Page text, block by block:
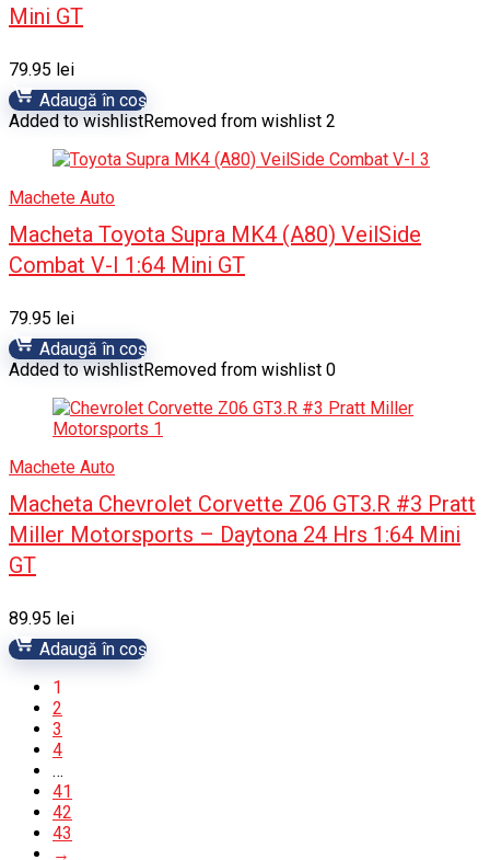
Mini GT
79.95 lei
Adaugă în coș
Added to wishlistRemoved from wishlist 2
Machete Auto
Macheta Toyota Supra MK4 (A80) VeilSide
Combat V-I 1:64 Mini GT
79.95 lei
Adaugă în coș
Added to wishlistRemoved from wishlist 0
Machete Auto
Macheta Chevrolet Corvette Z06 GT3.R #3 Pratt
Miller Motorsports – Daytona 24 Hrs 1:64 Mini
GT
89.95 lei
Adaugă în coș
1
2
3
4
…
41
42
43
→